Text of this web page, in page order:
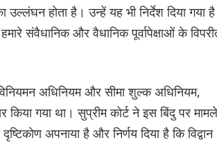
होता है। उन्हें यह भी निर्देश दिया गया है
संवैधानिक और वैधानिक पूर्वापेक्षाओं के
अधिनियम और सीमा शुल्क अधिनियम,
गया था। सुप्रीम कोर्ट ने इस बिंदु पर मामले
अपनाया है और निर्णय दिया है कि विद्वान